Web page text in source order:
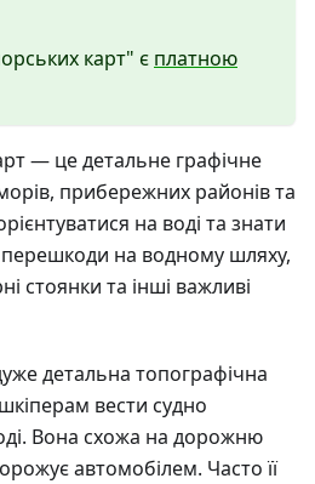
карт" є платною
— це детальне графічне
прибережних районів та
на воді та знати
на водному шляху,
стоянки та інші важливі
детальна топографічна
вести судно
Вона схожа на дорожню
автомобілем. Часто її